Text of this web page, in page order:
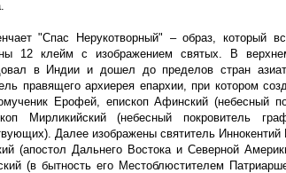
"Спас Нерукотворный" – образ, который
12 клейм с изображением святых. В
в Индии и дошел до пределов стран
правящего архиерея епархии, при котором
Ерофей, епископ Афинский (небесный
Мирликийский (небесный покровитель
Далее изображены святитель
(апостол Дальнего Востока и Северной
(в бытность его Местоблюстителем